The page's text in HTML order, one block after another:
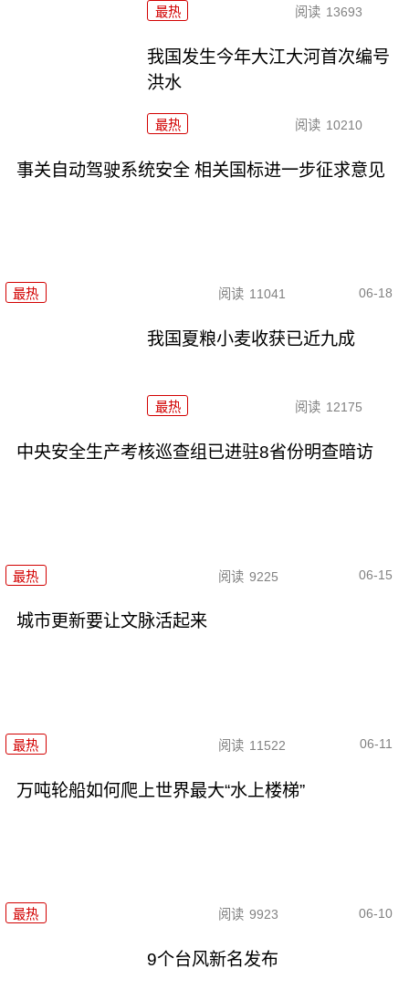
最热 阅读 13693
我国发生今年大江大河首次编号
洪水
最热 阅读 10210
事关自动驾驶系统安全 相关国标进一步征求意见
最热 阅读 11041 06-18
我国夏粮小麦收获已近九成
最热 阅读 12175
中央安全生产考核巡查组已进驻8省份明查暗访
最热 阅读 9225 06-15
城市更新要让文脉活起来
最热 阅读 11522 06-11
万吨轮船如何爬上世界最大“水上楼梯”
最热 阅读 9923 06-10
9个台风新名发布